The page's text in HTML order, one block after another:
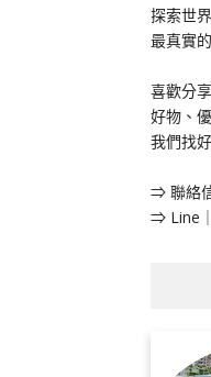
探索世
最真實
喜歡分
好物、
我們找
⇒ 聯絡
⇒ Line